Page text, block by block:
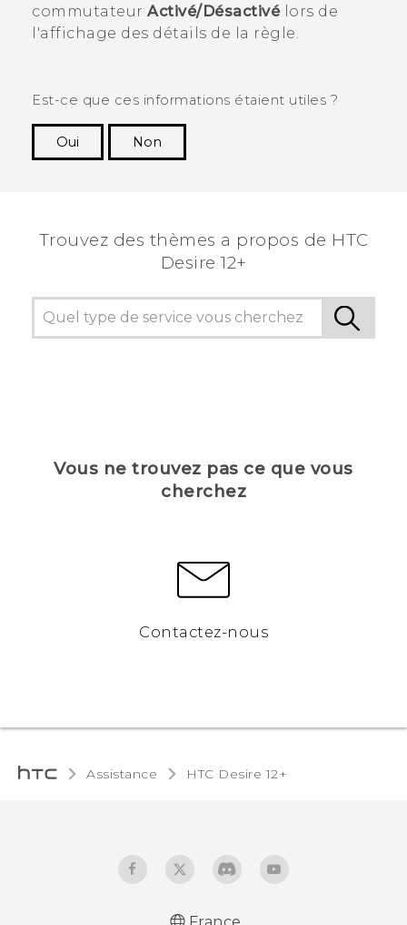
commutateur Activé/Désactivélors de
l'affichage des détails de la règle.
Est-ce que ces informations étaient utiles ?
Oui
Non
Trouvez des thèmes a propos de HTC
Desire 12+
Vous ne trouvez pas ce que vous
cherchez
Contactez-nous
Assistance HTC Desire 12+‎
France